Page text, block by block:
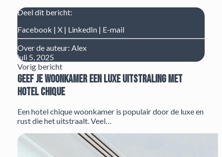
Deel dit bericht:
Facebook | X| LinkedIn| E-mail
Over de auteur: Alex
juli 5, 2025
Vorig bericht
Geef je woonkamer een luxe uitstraling met
hotel chique
Een hotel chique woonkamer is populair door de luxe en
rust die het uitstraalt. Veel…